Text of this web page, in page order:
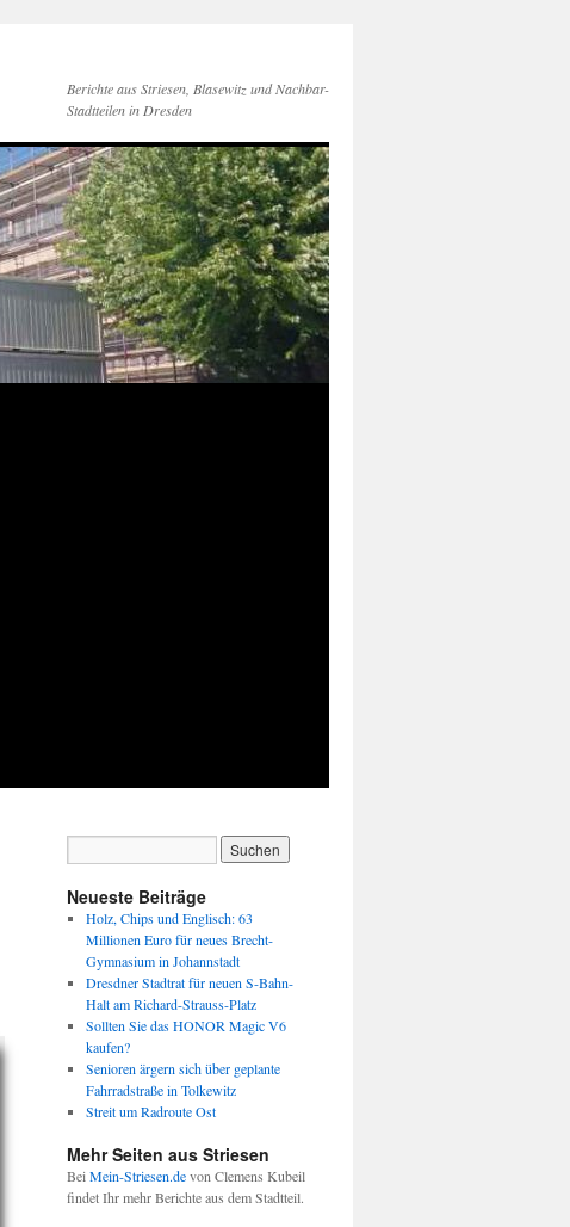
Berichte aus Striesen, Blasewitz und Nachbar-
Stadtteilen in Dresden
Neueste Beiträge
Holz, Chips und Englisch: 63
Millionen Euro für neues Brecht-
Gymnasium in Johannstadt
Dresdner Stadtrat für neuen S-Bahn-
Halt am Richard-Strauss-Platz
Sollten Sie das HONOR Magic V6
kaufen?
Senioren ärgern sich über geplante
Fahrradstraße in Tolkewitz
Streit um Radroute Ost
Mehr Seiten aus Striesen
Bei Mein-Striesen.devon Clemens Kubeil
findet Ihr mehr Berichte aus dem Stadtteil.